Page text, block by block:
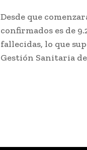
Desde que
confirmados es de
fallecidas, lo que
Gestión Sanitaria